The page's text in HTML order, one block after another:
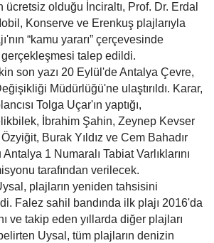
ücretsiz olduğu İnciraltı, Prof. Dr. Erdal
Konserve ve Erenkuş plajlarıyla
“kamu yararı” çerçevesinde
talep edildi.
son yazı 20 Eylül'de Antalya Çevre,
Müdürlüğü'ne ulaştırıldı. Karar,
Tolga Uçar'ın yaptığı,
İbrahim Şahin, Zeynep Kevser
Burak Yıldız ve Cem Bahadır
1 Numaralı Tabiat Varlıklarını
tarafından verilecek.
plajların yeniden tahsisini
Falez sahil bandında ilk plajı 2016'da
ve takip eden yıllarda diğer plajları
Uysal, tüm plajların denizin